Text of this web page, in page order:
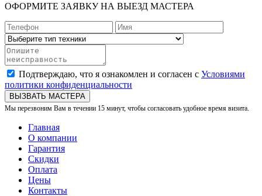
ОФОРМИТЕ ЗАЯВКУ НА ВЫЕЗД МАСТЕРА
Подтверждаю, что я ознакомлен и согласен с Условиями
политики конфиденциальности
ВЫЗВАТЬ МАСТЕРА
Мы перезвоним Вам в течении 15 минут, чтобы согласовать удобное время визита.
Главная
О компании
Гарантия
Скидки
Оплата
Цены
Контакты